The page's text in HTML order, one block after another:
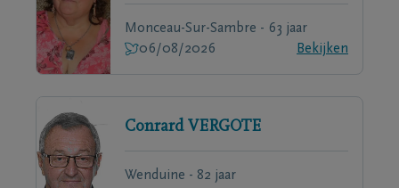
Monceau-Sur-Sambre - 63 jaar
06/08/2026
Bekijken
Conrard VERGOTE
Wenduine - 82 jaar